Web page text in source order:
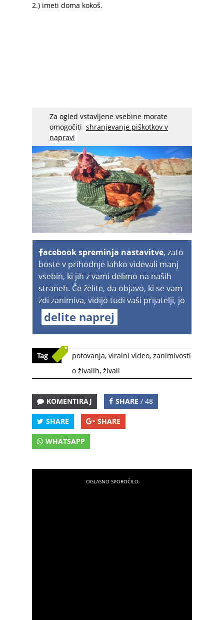
2.) imeti doma kokoš.
Za ogled vstavljene vsebine morate
omogočiti shranjevanje piškotkov v
napravi
Kdo pravi, da kokoši niso ustvarjene za Arktične
razmere? Monique zima ne pride do živega.
acebook spreminja nastavitve, zato
boste v prihodnje lahko videvali manj
vsebin, ki jih z vami delimo na naših
straneh. Če želite, da objavo, ki se vam
zdi zanimiva, vidijo tudi vaši prijatelji, jo
delite naprej
Tag potovanja, viralni video, zanimivosti
o živalih, živali
KOMENTIRAJ SHARE / 48
SHARE SHARE
WHATSAPP